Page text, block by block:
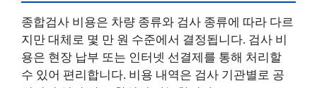
종합검사 비용은 차량 종류와 검사 종류에 따라 다르
지만 대체로 몇 만 원 수준에서 결정됩니다. 검사 비
용은 현장 납부 또는 인터넷 선결제를 통해 처리할
수 있어 편리합니다. 비용 내역은 검사 기관별로 공